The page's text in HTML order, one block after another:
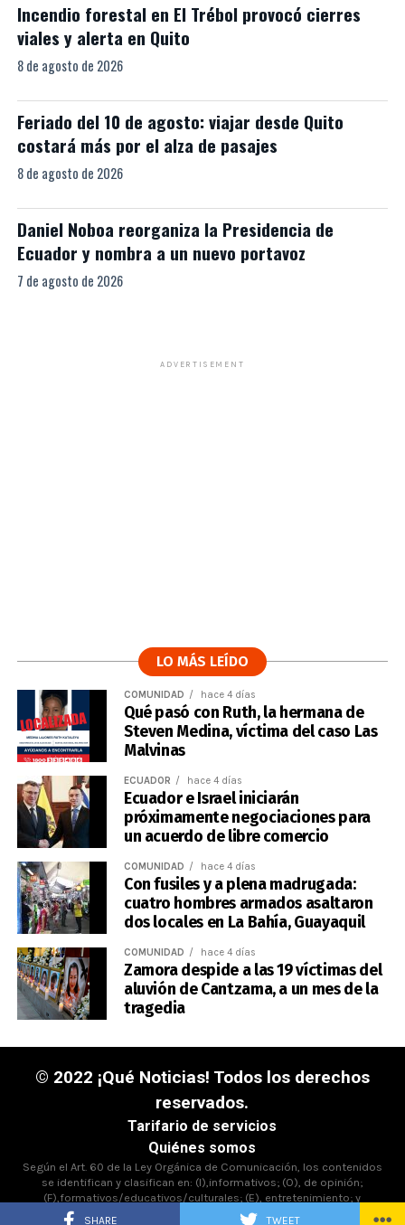
SHARE TWEET
Incendio forestal en El Trébol provocó cierres
viales y alerta en Quito
8 de agosto de 2026
Feriado del 10 de agosto: viajar desde Quito
costará más por el alza de pasajes
8 de agosto de 2026
Daniel Noboa reorganiza la Presidencia de
Ecuador y nombra a un nuevo portavoz
7 de agosto de 2026
ADVERTISEMENT
LO MÁS LEÍDO
COMUNIDAD hace 4 días
Qué pasó con Ruth, la hermana de
Steven Medina, víctima del caso Las
Malvinas
ECUADOR hace 4 días
Ecuador e Israel iniciarán
próximamente negociaciones para
un acuerdo de libre comercio
COMUNIDAD hace 4 días
Con fusiles y a plena madrugada:
cuatro hombres armados asaltaron
dos locales en La Bahía, Guayaquil
COMUNIDAD hace 4 días
Zamora despide a las 19 víctimas del
aluvión de Cantzama, a un mes de la
tragedia
© 2022 ¡Qué Noticias! Todos los derechos
reservados.
Tarifario de servicios
Quiénes somos
Según el Art. 60 de la Ley Orgánica de Comunicación, los contenidos
se identifican y clasifican en: (I),informativos; (O), de opinión;
(F),formativos/educativos/culturales; (E), entretenimiento; y
(D),deportivos.